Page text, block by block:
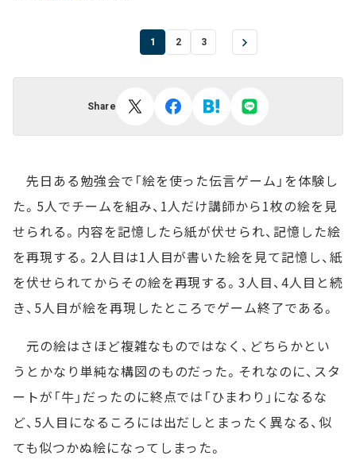
1 2 3
Share
先日ある勉強会で「絵を使った伝言ゲーム」を体験し
た。5人でチームを組み、1人だけ講師から1枚の絵を見
せられる。内容を記憶したら紙が伏せられ、記憶した絵
を再現する。2人目は1人目が書いた絵を見て記憶し、紙
を伏せられてからその絵を再現する。3人目、4人目と続
き、5人目が絵を再現したところでゲーム終了である。
元の絵はさほど複雑なものではなく、どちらかとい
うとかなり単純な構図のものだった。それなのに、スタ
ートが「牛」だったのに終点では「ひまわり」になるな
ど、5人目になるころには出だしとまったく異なる、似
ても似つかぬ絵になってしまった。